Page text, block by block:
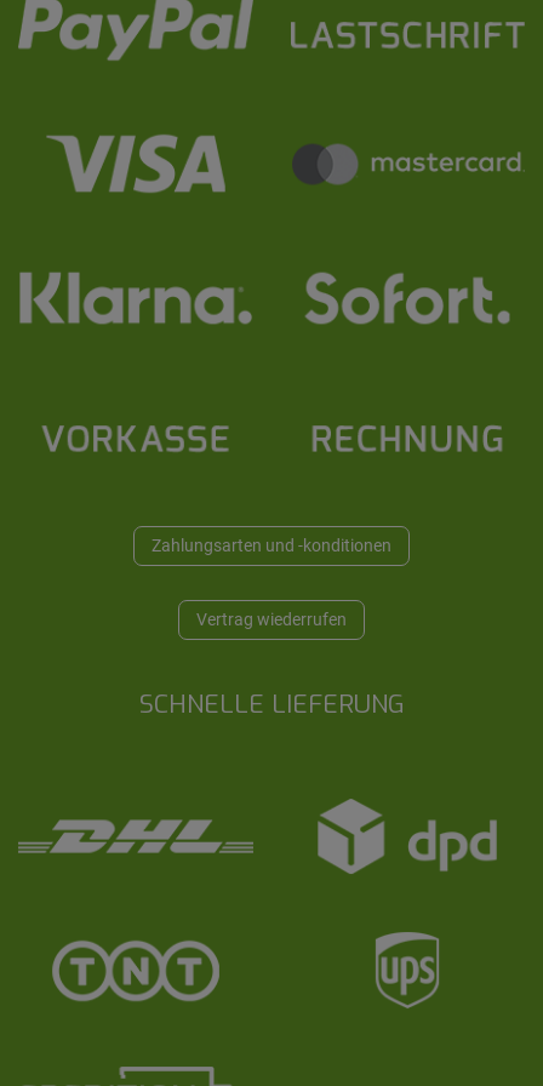
Zahlungsarten und -konditionen
Vertrag wiederrufen
SCHNELLE LIEFERUNG